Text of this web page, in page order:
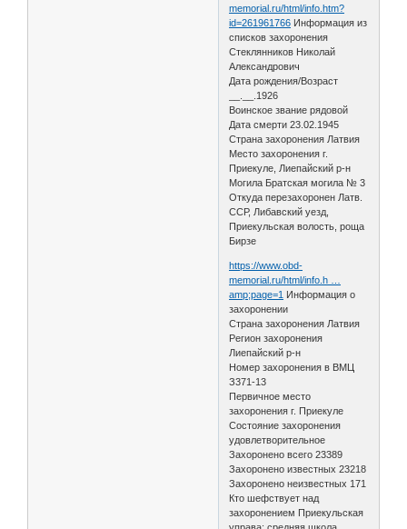
memorial.ru/html/info.htm?
id=261961766 Информация из
списков захоронения
Стеклянников Николай
Александрович
Дата рождения/Возраст
__.__.1926
Воинское звание рядовой
Дата смерти 23.02.1945
Страна захоронения Латвия
Место захоронения г.
Приекуле, Лиепайский р-н
Могила Братская могила № 3
Откуда перезахоронен Латв.
ССР, Либавский уезд,
Приекульская волость, роща
Бирзе
https://www.obd-
memorial.ru/html/info.h …
amp;page=1 Информация о
захоронении
Страна захоронения Латвия
Регион захоронения
Лиепайский р-н
Номер захоронения в ВМЦ
З371-13
Первичное место
захоронения г. Приекуле
Состояние захоронения
удовлетворительное
Захоронено всего 23389
Захоронено известных 23218
Захоронено неизвестных 171
Кто шефствует над
захоронением Приекульская